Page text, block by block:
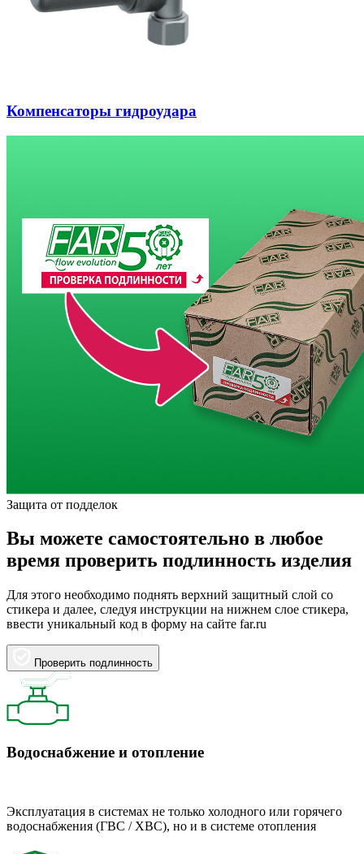
Компенсаторы гидроудара
Защита от подделок
Вы можете самостоятельно в любое
время проверить подлинность изделия
Для этого необходимо поднять верхний защитный слой со
стикера и далее, следуя инструкции на нижнем слое стикера,
ввести уникальный код в форму на сайте far.ru
Проверить подлинность
Водоснабжение и отопление
Эксплуатация в системах не только холодного или горячего
водоснабжения (ГВС / ХВС), но и в системе отопления